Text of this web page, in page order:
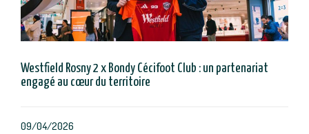
Westfield Rosny 2 x Bondy Cécifoot Club : un partenariat
engagé au cœur du territoire
09/04/2026